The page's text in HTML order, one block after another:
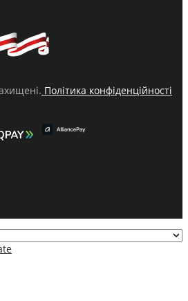
Політика конфіденційності